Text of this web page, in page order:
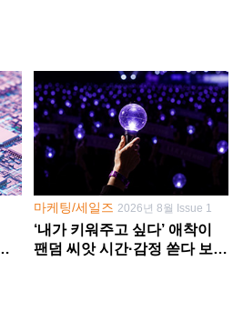
마케팅/세일즈 2026년 8월 Issue 1
‘내가 키워주고 싶다’ 애착이
팬덤 씨앗 시간·감정 쏟다 보면